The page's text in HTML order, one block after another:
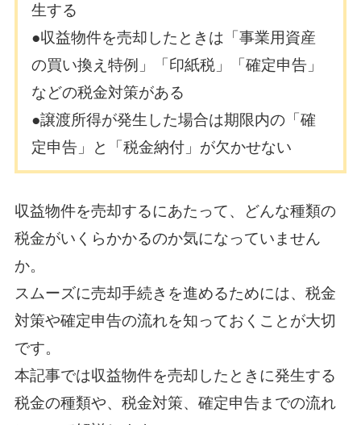
生する
●収益物件を売却したときは「事業用資産
の買い換え特例」「印紙税」「確定申告」
などの税金対策がある
●譲渡所得が発生した場合は期限内の「確
定申告」と「税金納付」が欠かせない
収益物件を売却するにあたって、どんな種類の
税金がいくらかかるのか気になっていません
か。
スムーズに売却手続きを進めるためには、税金
対策や確定申告の流れを知っておくことが大切
です。
本記事では収益物件を売却したときに発生する
税金の種類や、税金対策、確定申告までの流れ